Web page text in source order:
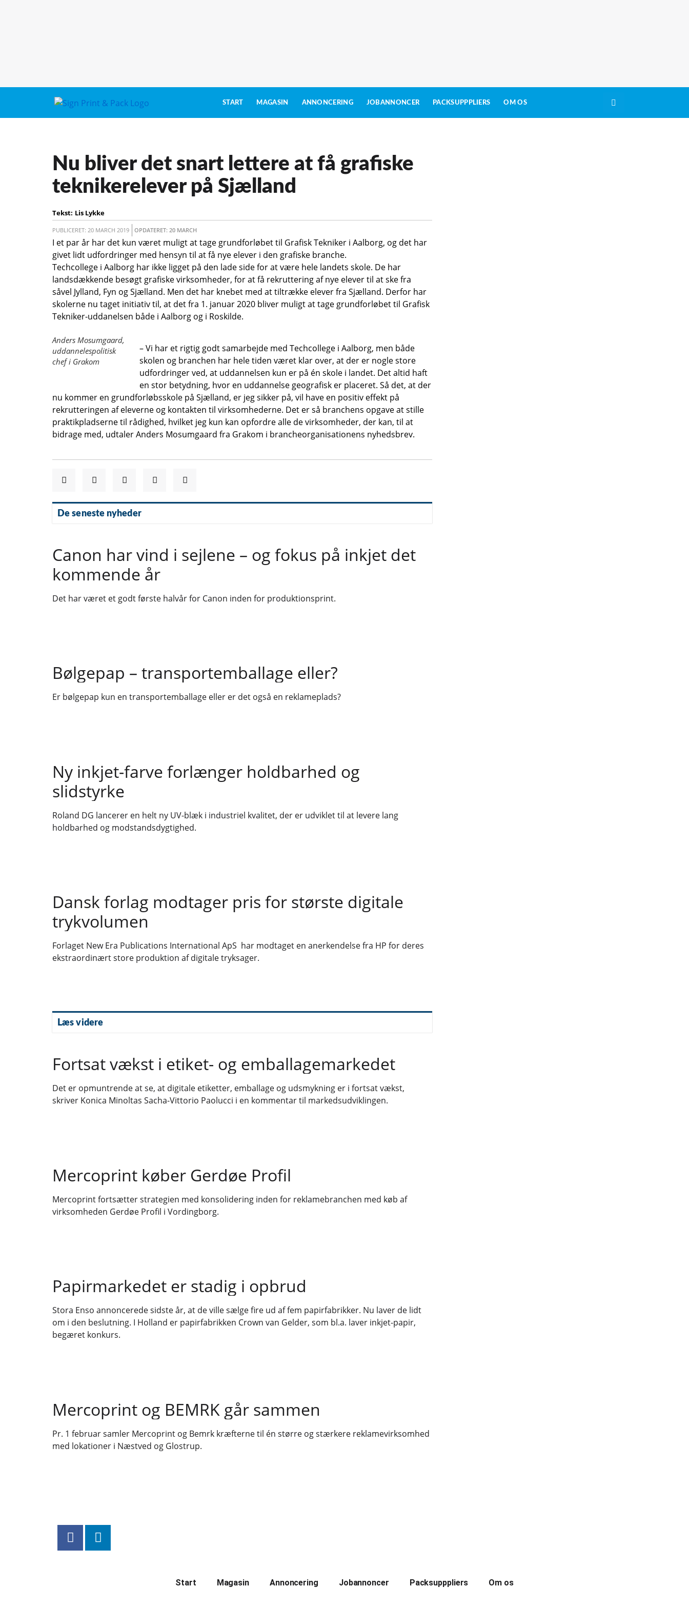
START MAGASIN ANNONCERING JOBANNONCER PACKSUPPPLIERS OM OS
Nu bliver det snart lettere at få grafiske
teknikerelever på Sjælland
Tekst: Lis Lykke
PUBLICERET: 20 MARCH 2019 OPDATERET: 20 MARCH
I et par år har det kun været muligt at tage grundforløbet til Grafisk Tekniker i Aalborg, og det har
givet lidt udfordringer med hensyn til at få nye elever i den grafiske branche.
Techcollege i Aalborg har ikke ligget på den lade side for at være hele landets skole. De har
landsdækkende besøgt grafiske virksomheder, for at få rekruttering af nye elever til at ske fra
såvel Jylland, Fyn og Sjælland. Men det har knebet med at tiltrække elever fra Sjælland. Derfor har
skolerne nu taget initiativ til, at det fra 1. januar 2020 bliver muligt at tage grundforløbet til Grafisk
Tekniker-uddanelsen både i Aalborg og i Roskilde.
Anders Mosumgaard,
uddannelespolitisk
chef i Grakom
– Vi har et rigtig godt samarbejde med Techcollege i Aalborg, men både
skolen og branchen har hele tiden været klar over, at der er nogle store
udfordringer ved, at uddannelsen kun er på én skole i landet. Det altid haft
en stor betydning, hvor en uddannelse geografisk er placeret. Så det, at der
nu kommer en grundforløbsskole på Sjælland, er jeg sikker på, vil have en positiv effekt på
rekrutteringen af eleverne og kontakten til virksomhederne. Det er så branchens opgave at stille
praktikpladserne til rådighed, hvilket jeg kun kan opfordre alle de virksomheder, der kan, til at
bidrage med, udtaler Anders Mosumgaard fra Grakom i brancheorganisationens nyhedsbrev.
De seneste nyheder
Canon har vind i sejlene – og fokus på inkjet det
kommende år
Det har været et godt første halvår for Canon inden for produktionsprint.
Bølgepap – transportemballage eller?
Er bølgepap kun en transportemballage eller er det også en reklameplads?
Ny inkjet-farve forlænger holdbarhed og
slidstyrke
Roland DG lancerer en helt ny UV-blæk i industriel kvalitet, der er udviklet til at levere lang
holdbarhed og modstandsdygtighed.
Dansk forlag modtager pris for største digitale
trykvolumen
Forlaget New Era Publications International ApS har modtaget en anerkendelse fra HP for deres
ekstraordinært store produktion af digitale tryksager.
Læs videre
Fortsat vækst i etiket- og emballagemarkedet
Det er opmuntrende at se, at digitale etiketter, emballage og udsmykning er i fortsat vækst,
skriver Konica Minoltas Sacha-Vittorio Paolucci i en kommentar til markedsudviklingen.
Mercoprint køber Gerdøe Profil
Mercoprint fortsætter strategien med konsolidering inden for reklamebranchen med køb af
virksomheden Gerdøe Profil i Vordingborg.
Papirmarkedet er stadig i opbrud
Stora Enso annoncerede sidste år, at de ville sælge fire ud af fem papirfabrikker. Nu laver de lidt
om i den beslutning. I Holland er papirfabrikken Crown van Gelder, som bl.a. laver inkjet-papir,
begæret konkurs.
Mercoprint og BEMRK går sammen
Pr. 1 februar samler Mercoprint og Bemrk kræfterne til én større og stærkere reklamevirksomhed
med lokationer i Næstved og Glostrup.
Start Magasin Annoncering Jobannoncer Packsupppliers Om os